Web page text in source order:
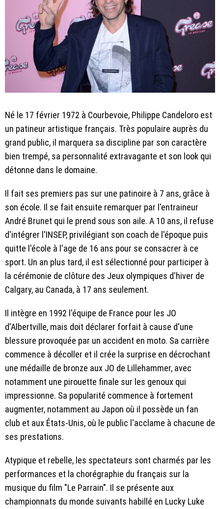
Né le 17 février 1972 à Courbevoie, Philippe Candeloro est
un patineur artistique français. Très populaire auprès du
grand public, il marquera sa discipline par son caractère
bien trempé, sa personnalité extravagante et son look qui
détonne dans le domaine.
Il fait ses premiers pas sur une patinoire à 7 ans, grâce à
son école. Il se fait ensuite remarquer par l'entraineur
André Brunet qui le prend sous son aile. A 10 ans, il refuse
d'intégrer l'INSEP, privilégiant son coach de l'époque puis
quitte l'école à l'age de 16 ans pour se consacrer à ce
sport. Un an plus tard, il est sélectionné pour participer à
la cérémonie de clôture des Jeux olympiques d'hiver de
Calgary, au Canada, à 17 ans seulement.
Il intègre en 1992 l'équipe de France pour les JO
d'Albertville, mais doit déclarer forfait à cause d'une
blessure provoquée par un accident en moto. Sa carrière
commence à décoller et il crée la surprise en décrochant
une médaille de bronze aux JO de Lillehammer, avec
notamment une pirouette finale sur les genoux qui
impressionne. Sa popularité commence à fortement
augmenter, notamment au Japon où il possède un fan
club et aux États-Unis, où le public l'acclame à chacune de
ses prestations.
Atypique et rebelle, les spectateurs sont charmés par les
performances et la chorégraphie du français sur la
musique du film "Le Parrain". Il se présente aux
championnats du monde suivants habillé en Lucky Luke